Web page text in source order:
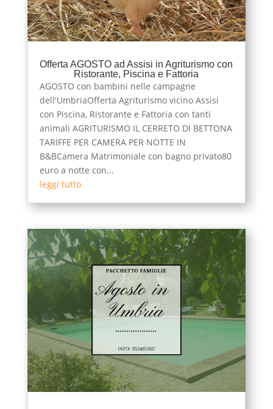
Offerta AGOSTO ad Assisi in Agriturismo con
Ristorante, Piscina e Fattoria
AGOSTO con bambini nelle campagne
dell'UmbriaOfferta Agriturismo vicino Assisi
con Piscina, Ristorante e Fattoria con tanti
animali AGRITURISMO IL CERRETO DI BETTONA
TARIFFE PER CAMERA PER NOTTE IN
B&BCamera Matrimoniale con bagno privato80
euro a notte con...
leggi tutto